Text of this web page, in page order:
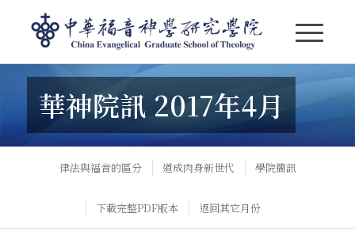
華神院訊 2017年4月
律法與福音的區分 道成肉身新世代 學院簡訊
下載完整PDF版本 返回其它月份